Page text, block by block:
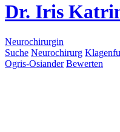
Dr. Iris
Neurochirurgin
Suche Neurochirurg
Ogris-Osiander Bewerten